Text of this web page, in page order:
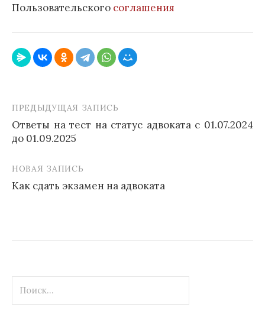
Пользовательского соглашения
Навигация
по
ПРЕДЫДУЩАЯ ЗАПИСЬ
Ответы на тест на статус адвоката с 01.07.2024
до 01.09.2025
НОВАЯ ЗАПИСЬ
Как сдать экзамен на адвоката